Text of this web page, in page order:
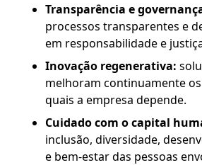
Transparência e
processos transparentes e
em responsabilidade e
Inovação regenerativa:
melhoram continuamente
quais a empresa depende.
Cuidado com o capital
inclusão, diversidade,
e bem-estar das pessoas